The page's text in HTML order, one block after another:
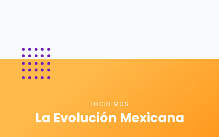
LOGREMOS
La Evolución Mexicana